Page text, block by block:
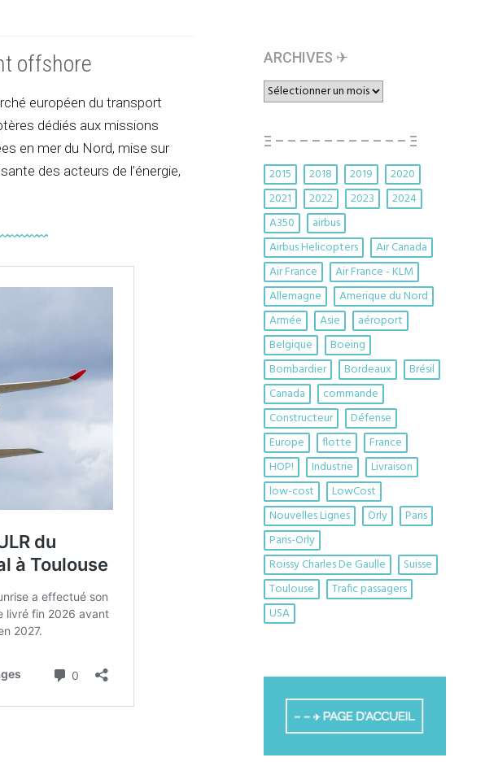
offshore
européen du transport
dédiés aux missions
en mer du Nord, mise sur
des acteurs de l’énergie,
ARCHIVES ✈︎
ARCHIVES
✈︎
Ξ – – – – – – – – – – – Ξ
2015 2018 2019
2020
2021
2022 2023
2024
A350
airbus
Airbus Helicopters
Air Canada
Air France
Air France - KLM
Allemagne
Amerique du Nord
Armée
Asie
aéroport
Belgique
Boeing
Bombardier
Bordeaux
Brésil
Canada
commande
Constructeur
Défense
Europe
flotte
France
HOP!
Industrie
Livraison
low-cost
LowCost
Nouvelles Lignes
Orly
Paris
Paris-Orly
Roissy Charles De Gaulle
Suisse
Toulouse
Trafic passagers
USA